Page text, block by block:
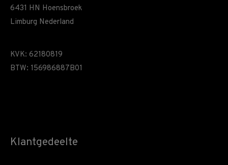
6431 HN Hoensbroek
Limburg Nederland
KVK: 62180819
BTW: 156986887B01
Klantgedeelte